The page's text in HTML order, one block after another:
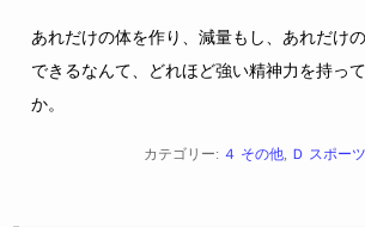
あれだけの体を作り、減量もし、あれだけ
できるなんて、どれほど強い精神力を持っ
か。
カテゴリー: ４ その他, Ｄ スポーツ